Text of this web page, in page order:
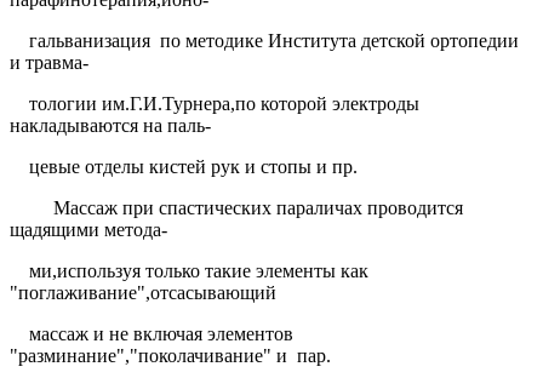
гальванизация по методике Института детской ортопедии
и травма-
тологии им.Г.И.Турнера,по которой электроды
накладываются на паль-
цевые отделы кистей рук и стопы и пр.
Массаж при спастических параличах проводится
щадящими метода-
ми,используя только такие элементы как
"поглаживание",отсасывающий
массаж и не включая элементов
"разминание","поколачивание" и пар.